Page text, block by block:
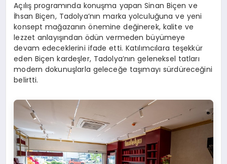
Açılış programında konuşma yapan Sinan Biçen ve
İhsan Biçen, Tadolya’nın marka yolculuğuna ve yeni
konsept mağazanın önemine değinerek, kalite ve
lezzet anlayışından ödün vermeden büyümeye
devam edeceklerini ifade etti. Katılımcılara teşekkür
eden Biçen kardeşler, Tadolya’nın geleneksel tatları
modern dokunuşlarla geleceğe taşımayı sürdüreceğini
belirtti.